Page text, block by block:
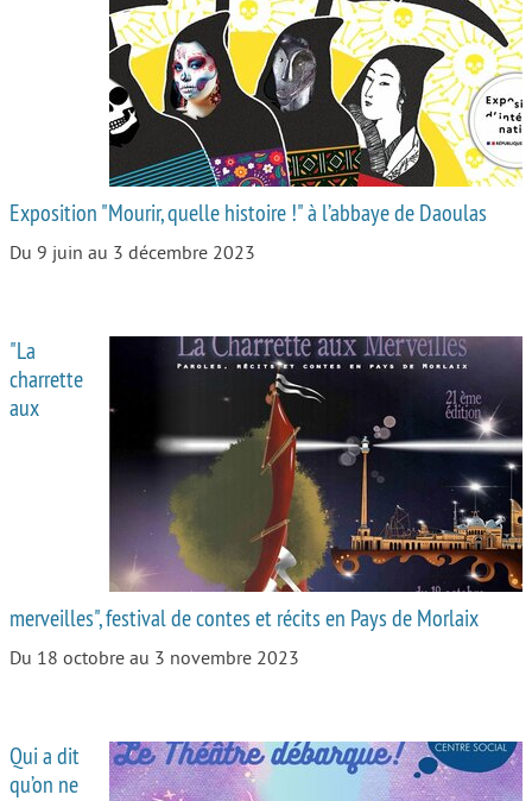
Autour de l’école
Protéger les enfants
Face au handicap
Face au deuil
Place aux grands-parents
Exposition "Mourir, quelle histoire !" à l’abbaye de Daoulas
Du 9 juin au 3 décembre 2023
"La
charrette
aux
merveilles", festival de contes et récits en Pays de Morlaix
Du 18 octobre au 3 novembre 2023
Qui a dit
qu’on ne